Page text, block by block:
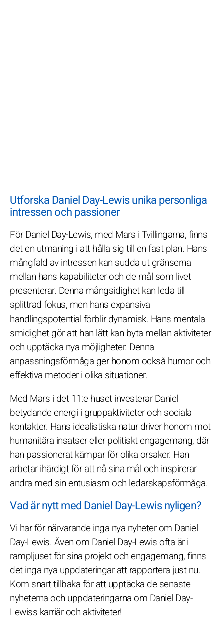
Utforska Daniel Day-Lewis unika personliga
intressen och passioner
För Daniel Day-Lewis, med Mars i Tvillingarna, finns
det en utmaning i att hålla sig till en fast plan. Hans
mångfald av intressen kan sudda ut gränserna
mellan hans kapabiliteter och de mål som livet
presenterar. Denna mångsidighet kan leda till
splittrad fokus, men hans expansiva
handlingspotential förblir dynamisk. Hans mentala
smidighet gör att han lätt kan byta mellan aktiviteter
och upptäcka nya möjligheter. Denna
anpassningsförmåga ger honom också humor och
effektiva metoder i olika situationer.
Med Mars i det 11:e huset investerar Daniel
betydande energi i gruppaktiviteter och sociala
kontakter. Hans idealistiska natur driver honom mot
humanitära insatser eller politiskt engagemang, där
han passionerat kämpar för olika orsaker. Han
arbetar ihärdigt för att nå sina mål och inspirerar
andra med sin entusiasm och ledarskapsförmåga.
Vad är nytt med Daniel Day-Lewis nyligen?
Vi har för närvarande inga nya nyheter om Daniel
Day-Lewis. Även om Daniel Day-Lewis ofta är i
rampljuset för sina projekt och engagemang, finns
det inga nya uppdateringar att rapportera just nu.
Kom snart tillbaka för att upptäcka de senaste
nyheterna och uppdateringarna om Daniel Day-
Lewiss karriär och aktiviteter!